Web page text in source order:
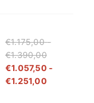
€1.175,00 -
€1.390,00
€1.175,00
tot
€1.390,00
€1.057,50 -
€1.251,00
€1.057,50
tot
€1.251,00